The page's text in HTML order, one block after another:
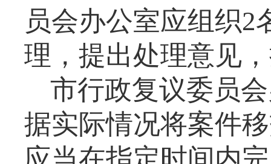
员会办公室应组织2
理，提出处理意见
市行政复议委员
据实际情况将案件